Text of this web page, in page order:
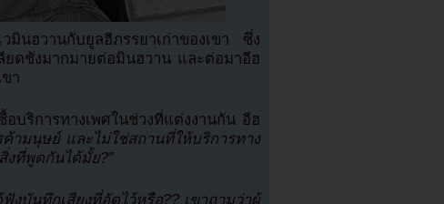
มินฮวานกับยูลฮีภรรยาเก่าของเขา ซึ่ง
ยดชังมากมายต่อมินฮวาน และต่อมาอีฮ
า
อบริการทางเพศในช่วงที่แต่งงานกัน อีฮ
ค้ามนุษย์ และไม่ใช่สถานที่ให้บริการทาง
ที่พูดกันได้มั้ย?”
งบันทึกเสียงที่อัดไว้หรือ?? เขาถามว่าผู้